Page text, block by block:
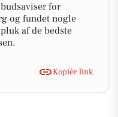
for
og fundet nogle
af de bedste
Kopiér link